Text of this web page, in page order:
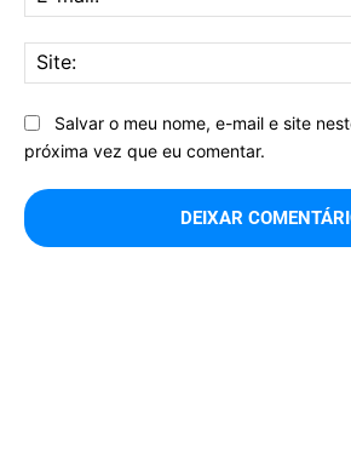
Salvar o meu nome, e-mail e site
próxima vez que eu comentar.